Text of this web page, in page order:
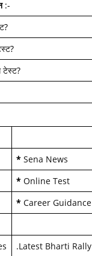
:-
?
?
टेस्ट?
* Sena News
* Online Test
* Career Guidance
.Latest Bharti Rally